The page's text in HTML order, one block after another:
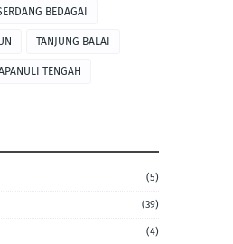
BEDAGAI
TANJUNG BALAI
TENGAH
(5)
(39)
(4)